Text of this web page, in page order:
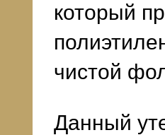
который
чистой
Данный